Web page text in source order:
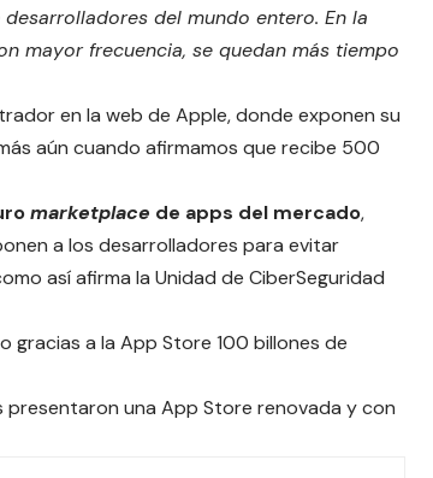
del mundo entero. En la
mayor frecuencia, se quedan más tiempo
en la web de Apple, donde exponen su
aún cuando afirmamos que recibe 500
marketplace de apps del mercado,
a los desarrolladores para evitar
así afirma la Unidad de CiberSeguridad
gracias a la App Store 100 billones de
presentaron una App Store renovada y con